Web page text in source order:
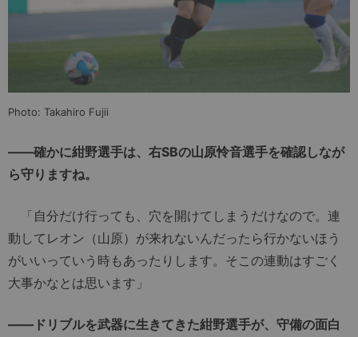
Photo: Takahiro Fujii
――確かに紺野選手は、右SBの山原怜音選手を確認しなが
ら守りますね。
「自分だけ行っても、穴を開けてしまうだけなので。連
動してレオン（山原）が来れないんだったら行かないほう
がいいっていう時もあったりします。そこの連動はすごく
大事かなとは思います」
――ドリブルを武器に生きてきた紺野選手が、守備の面白